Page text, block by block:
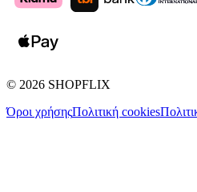
© 2026 SHOPFLIX
Όροι χρήσηςΠολιτική cookies